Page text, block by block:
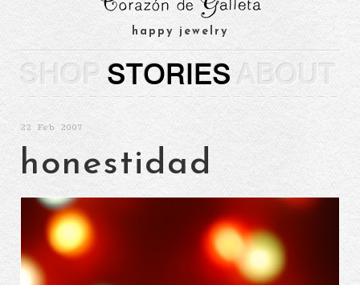
happy jewelry
SHOP STORIES ABOUT
22 Feb 2007
honestidad